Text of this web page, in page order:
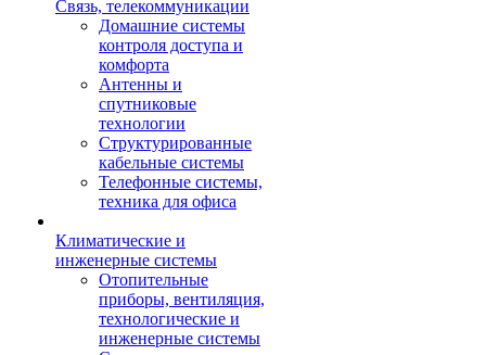
Связь, телекоммуникации
Домашние системы
контроля доступа и
комфорта
Антенны и
спутниковые
технологии
Структурированные
кабельные системы
Телефонные системы,
техника для офиса
Климатические и
инженерные системы
Отопительные
приборы, вентиляция,
технологические и
инженерные системы